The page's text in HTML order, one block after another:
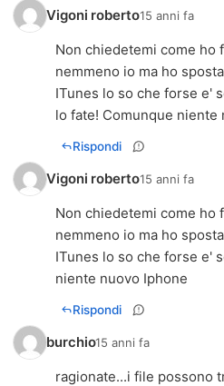
Vigoni roberto15 anni fa
Non chiedetemi come ho
nemmeno io ma ho
ITunes lo so che forse e'
lo fate! Comunque niente
Rispondi
Vigoni roberto15 anni fa
Non chiedetemi come ho
nemmeno io ma ho
ITunes lo so che forse e'
niente nuovo Iphone
Rispondi
burchio15 anni fa
ragionate...i file possono